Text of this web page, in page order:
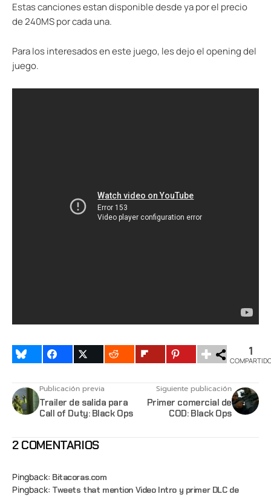
Estas canciones estan disponible desde ya por el precio
de 240MS por cada una.
Para los interesados en este juego, les dejo el opening del
juego.
1
Publicación previa
Trailer de salida para
Call of Duty: Black Ops
Siguiente publicación
Primer comercial de
COD: Black Ops
2 COMENTARIOS
Pingback: Bitacoras.com
Pingback: Tweets that mention Video Intro y primer DLC de